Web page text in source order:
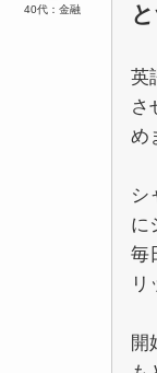
40代：金融
英
さ
め
シ
に
毎
リ
開